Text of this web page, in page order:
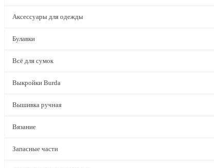
Аксессуары для одежды
Булавки
Всё для сумок
Выкройки Burda
Вышивка ручная
Вязание
Запасные части